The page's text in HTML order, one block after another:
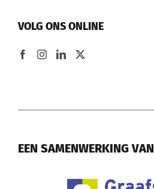
VOLG ONS ONLINE
EEN SAMENWERKING VAN